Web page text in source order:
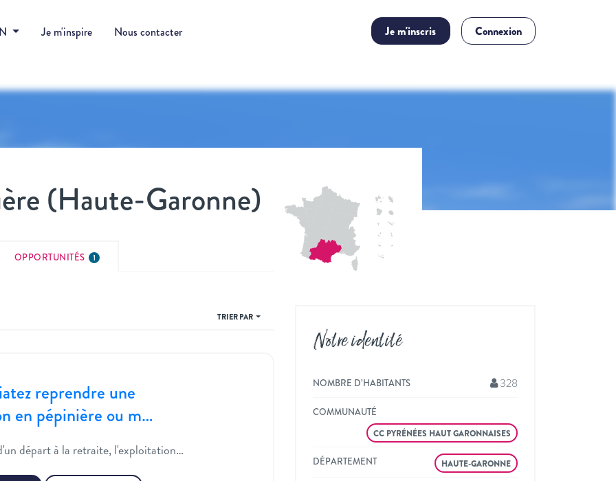
Je m'inspire Nous contacter Je m'inscris Connexion
(Haute-Garonne)
OPPORTUNITÉS 1
TRIER PAR
reprendre une
en pépinière ou m…
départ à la retraite, l'exploitation…
Notre identité
NOMBRE D’HABITANTS 328
COMMUNAUTÉ
CC PYRÉNÉES HAUT GARONNAISES
DÉPARTEMENT HAUTE-GARONNE